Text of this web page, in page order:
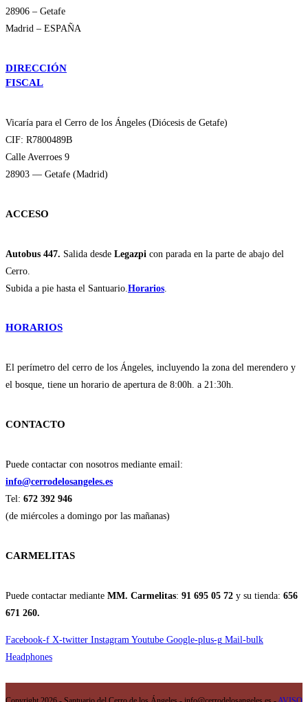
28906 – Getafe
Madrid – ESPAÑA
DIRECCIÓN
FISCAL
Vicaría para el Cerro de los Ángeles (Diócesis de Getafe)
CIF: R7800489B
Calle Averroes 9
28903 — Getafe (Madrid)
ACCESO
Autobus 447. Salida desde Legazpi con parada en la parte de abajo del
Cerro.
Subida a pie hasta el Santuario. Horarios
HORARIOS
El perímetro del cerro de los Ángeles, incluyendo la zona del merendero y
el bosque, tiene un horario de apertura de 8:00h. a 21:30h.
CONTACTO
Puede contactar con nosotros mediante email:
info@cerrodelosangeles.es
Tel: 672 392 946
(de miércoles a domingo por las mañanas)
CARMELITAS
Puede contactar mediante MM. Carmelitas: 91 695 05 72 y su tienda: 656
671 260.
Facebook-f X-twitter Instagram Youtube Google-plus-g Mail-bulk
Headphones